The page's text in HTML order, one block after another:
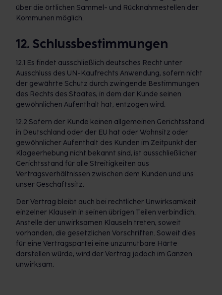
über die örtlichen Sammel- und Rücknahmestellen der
Kommunen möglich.
12. Schlussbestimmungen
12.1 Es findet ausschließlich deutsches Recht unter
Ausschluss des UN-Kaufrechts Anwendung, sofern nicht
der gewährte Schutz durch zwingende Bestimmungen
des Rechts des Staates, in dem der Kunde seinen
gewöhnlichen Aufenthalt hat, entzogen wird.
12.2 Sofern der Kunde keinen allgemeinen Gerichtsstand
in Deutschland oder der EU hat oder Wohnsitz oder
gewöhnlicher Aufenthalt des Kunden im Zeitpunkt der
Klageerhebung nicht bekannt sind, ist ausschließlicher
Gerichtsstand für alle Streitigkeiten aus
Vertragsverhältnissen zwischen dem Kunden und uns
unser Geschäftssitz.
Der Vertrag bleibt auch bei rechtlicher Unwirksamkeit
einzelner Klauseln in seinen übrigen Teilen verbindlich.
Anstelle der unwirksamen Klauseln treten, soweit
vorhanden, die gesetzlichen Vorschriften. Soweit dies
für eine Vertragspartei eine unzumutbare Härte
darstellen würde, wird der Vertrag jedoch im Ganzen
unwirksam.